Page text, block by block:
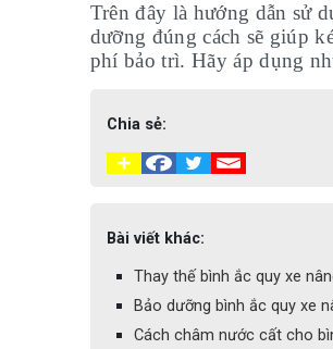
Trên đây là hướng dẫn sử
dưỡng đúng cách sẽ giúp
phí bảo trì. Hãy áp dụng
Chia sẻ:
Bài viết khác:
Thay thế bình ắc quy xe
Bảo dưỡng bình ắc quy xe
Cách châm nước cất cho